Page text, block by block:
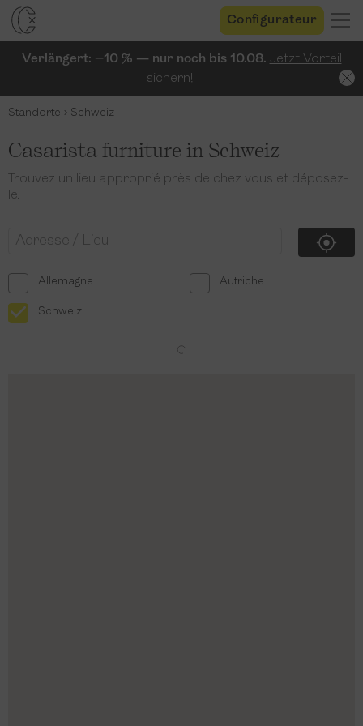
Configurateur
Verlängert: −10 % — nur noch bis 10.08. Jetzt Vorteil
sichern!
Standorte Schweiz
Casarista furniture in Schweiz
Trouvez un lieu approprié près de chez vous et déposez-
le.
Allemagne Autriche
Schweiz